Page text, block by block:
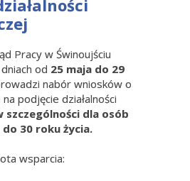
Pracy w Świnoujściu
od 25 maja do 29
nabór wniosków o
podjęcie działalności
szczególności dla osób
30 roku życia.
wsparcia: